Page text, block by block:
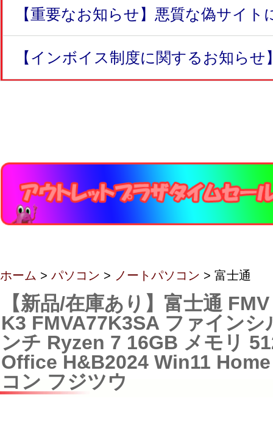
【重要なお知らせ】悪質な偽サイト
【インボイス制度に関するお知らせ
ホーム > パソコン > ノートパソコン > 富士通
【新品/在庫あり】富士通
K3 FMVA77K3SA ファインシ
ンチ Ryzen 7 16GB メモリ
Office H&B2024 Win11
コン フジツウ